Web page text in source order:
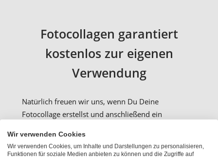
Fotocollagen garantiert
kostenlos zur eigenen
Verwendung
Natürlich freuen wir uns, wenn Du Deine
Fotocollage erstellst und anschließend ein
aber keine Bedingung. PhotoFancy stellt Dir Deine
fertige Kollage zum Download bereit, so dass Du
Wir verwenden Cookies
Wir verwenden Cookies, um Inhalte und Darstellungen zu personalisieren,
Funktionen für soziale Medien anbieten zu können und die Zugriffe auf